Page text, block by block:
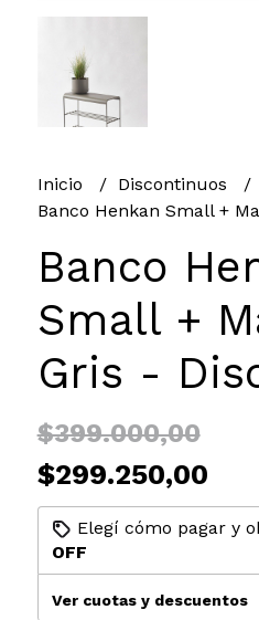
Inicio
Discontinuos
Banco Henkan Small +
Banco
Small +
Gris -
$399.000,00
$299.250,00
Elegí cómo pagar y
OFF
Ver cuotas y descuentos